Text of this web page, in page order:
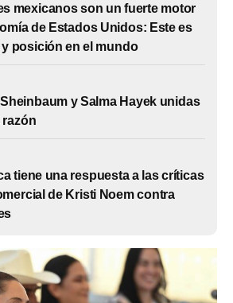
mexicanos son un fuerte motor
de Estados Unidos: Este es
posición en el mundo
y Salma Hayek unidas
razón
tiene una respuesta a las críticas
de Kristi Noem contra